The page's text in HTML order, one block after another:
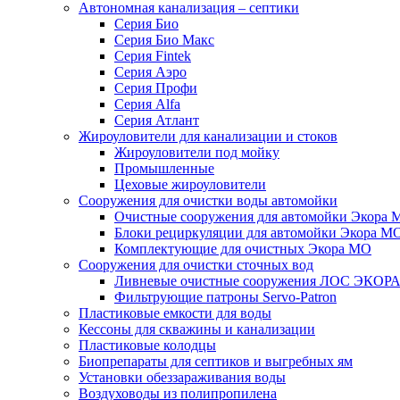
Автономная канализация – септики
Серия Био
Серия Био Макс
Серия Fintek
Серия Аэро
Серия Профи
Серия Alfa
Серия Атлант
Жироуловители для канализации и стоков
Жироуловители под мойку
Промышленные
Цеховые жироуловители
Сооружения для очистки воды автомойки
Очистные сооружения для автомойки Экора
Блоки рециркуляции для автомойки Экора
Комплектующие для очистных Экора МО
Сооружения для очистки сточных вод
Ливневые очистные сооружения ЛОС ЭКОРА
Фильтрующие патроны Servo-Patron
Пластиковые емкости для воды
Кессоны для скважины и канализации
Пластиковые колодцы
Биопрепараты для септиков и выгребных ям
Установки обеззараживания воды
Воздуховоды из полипропилена